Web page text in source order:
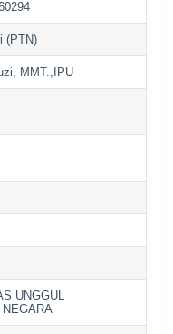
(PTN)
MMT.,IPU
UNGGUL